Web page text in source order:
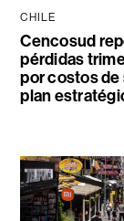
CHILE
Cencosud
pérdidas
por costos de
plan